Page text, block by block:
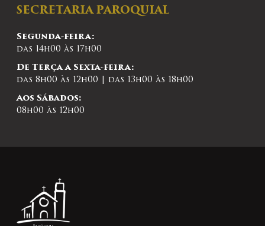
SECRETARIA PAROQUIAL
Segunda-feira:
das 14h00 às 17h00
De Terça a Sexta-feira:
das 8h00 às 12h00 | das 13h00 às 18h00
Aos Sábados:
08h00 às 12h00